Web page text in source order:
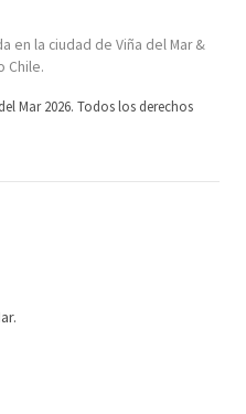
en la ciudad de Viña del Mar &
Chile.
Mar 2026. Todos los derechos